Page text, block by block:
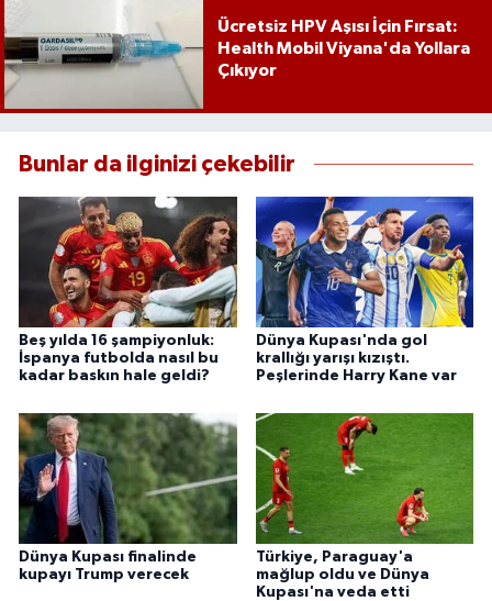
Ücretsiz HPV Aşısı İçin Fırsat:
Health Mobil Viyana'da Yollara
Çıkıyor
Bunlar da ilginizi çekebilir
Beş yılda 16 şampiyonluk:
İspanya futbolda nasıl bu
kadar baskın hale geldi?
Dünya Kupası'nda gol
krallığı yarışı kızıştı.
Peşlerinde Harry Kane var
Dünya Kupası finalinde
kupayı Trump verecek
Türkiye, Paraguay'a
mağlup oldu ve Dünya
Kupası'na veda etti